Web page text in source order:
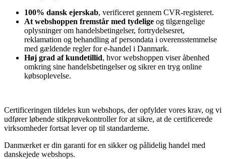
100% dansk ejerskab, verificeret gennem CVR-registeret.
At webshoppen fremstår med tydelige og tilgængelige
oplysninger om handelsbetingelser, fortrydelsesret,
reklamation og behandling af persondata i overensstemmelse
med gældende regler for e-handel i Danmark.
Høj grad af kundetillid, hvor webshoppen viser åbenhed
omkring sine handelsbetingelser og sikrer en tryg online
købsoplevelse.
Certificeringen tildeles kun webshops, der opfylder vores krav, og vi
udfører løbende stikprøvekontroller for at sikre, at de certificerede
virksomheder fortsat lever op til standarderne.
Danmærket er din garanti for en sikker og pålidelig handel med
danskejede webshops.